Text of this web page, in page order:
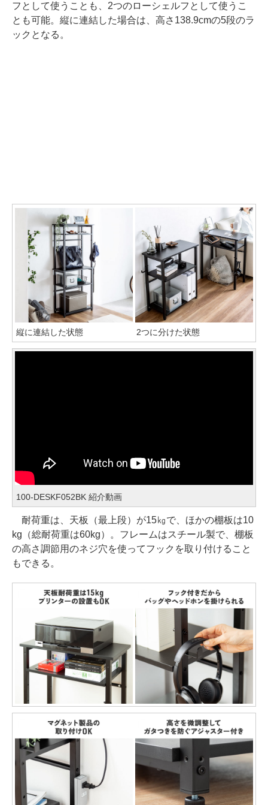
フとして使うことも、2つのローシェルフとして使うこ
とも可能。縦に連結した場合は、高さ138.9cmの5段のラ
ックとなる。
縦に連結した状態 2つに分けた状態
100-DESKF052BK 紹介動画
耐荷重は、天板（最上段）が15㎏で、ほかの棚板は10
kg（総耐荷重は60kg）。フレームはスチール製で、棚板
の高さ調節用のネジ穴を使ってフックを取り付けること
もできる。